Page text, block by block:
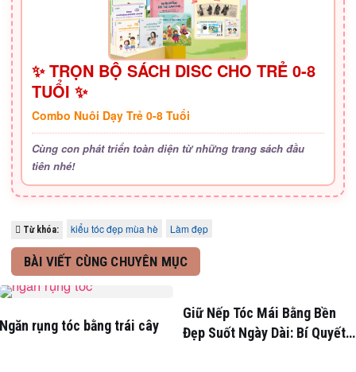
✨ TRỌN BỘ SÁCH DISC CHO TRẺ 0-8
TUỔI ✨
Combo Nuôi Dạy Trẻ 0-8 Tuổi
Cùng con phát triển toàn diện từ những trang sách đầu
tiên nhé!
Từ khóa: kiểu tóc đẹp mùa hè Làm đẹp
BÀI VIẾT CÙNG CHUYÊN MỤC
Ngăn rụng tóc bằng trái cây
Giữ Nếp Tóc Mái Bằng Bền
Đẹp Suốt Ngày Dài: Bí Quyết